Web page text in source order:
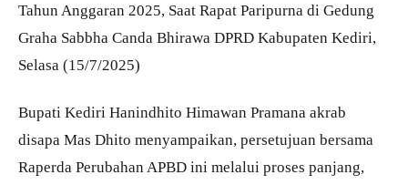
Tahun Anggaran 2025, Saat Rapat Paripurna di Gedung
Graha Sabbha Canda Bhirawa DPRD Kabupaten Kediri,
Selasa (15/7/2025)
Bupati Kediri Hanindhito Himawan Pramana akrab
disapa Mas Dhito menyampaikan, persetujuan bersama
Raperda Perubahan APBD ini melalui proses panjang,